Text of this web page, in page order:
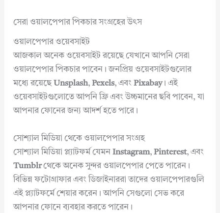
সেরা ওয়ালপেপার পিকচার সংগ্রহের উৎস
ওয়ালপেপার ওয়েবসাইট
আজকাল অনেক ওয়েবসাইট রয়েছে যেখানে আপনি সেরা
ওয়ালপেপার পিকচার পাবেন। জনপ্রিয় ওয়েবসাইটগুলোর
মধ্যে রয়েছে Unsplash, Pexels, এবং Pixabay। এই
ওয়েবসাইটগুলোতে আপনি ফ্রি এবং উচ্চমানের ছবি পাবেন, যা
আপনার ফোনের জন্য আদর্শ হতে পারে।
সোশ্যাল মিডিয়া থেকে ওয়ালপেপার সংগ্রহ
সোশ্যাল মিডিয়া প্ল্যাটফর্ম যেমন Instagram, Pinterest, এবং
Tumblrথেকে অনেক সুন্দর ওয়ালপেপার পেতে পারেন।
বিভিন্ন ফটোগ্রাফার এবং ডিজাইনাররা তাদের ওয়ালপেপারগুলি
এই প্ল্যাটফর্মে শেয়ার করেন। আপনি সেগুলো সেভ করে
আপনার ফোনে ব্যবহার করতে পারেন।